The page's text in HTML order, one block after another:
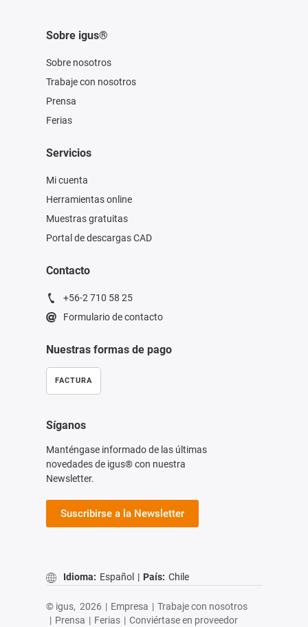
Sobre igus®
Sobre nosotros
Trabaje con nosotros
Prensa
Ferias
Servicios
Mi cuenta
Herramientas online
Muestras gratuitas
Portal de descargas CAD
Contacto
+56-2 710 58 25
Formulario de contacto
Nuestras formas de pago
FACTURA
Síganos
Manténgase informado de las últimas
novedades de igus® con nuestra
Newsletter.
Suscribirse a la Newsletter
Idioma: Español | País: Chile
© igus, 2026 | Empresa | Trabaje con nosotros
| Prensa | Ferias | Conviértase en proveedor